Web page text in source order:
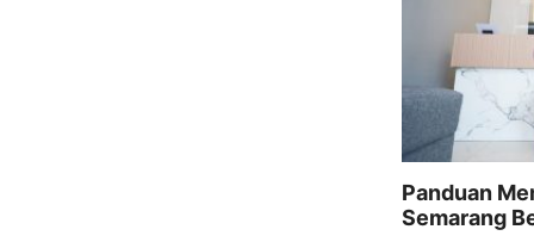
o
k
Panduan
Semarang